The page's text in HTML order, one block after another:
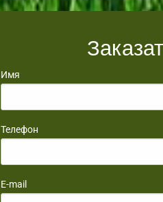
Имя
Телефон
E-mail